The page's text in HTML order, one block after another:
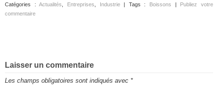
Catégories :Actualités Entreprises Industrie| Tags : Boissons | Publiez votre
commentaire
Laisser un commentaire
Les champs obligatoires sont indiqués avec *